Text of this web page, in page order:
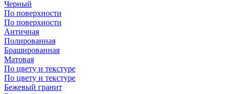
Черный
По поверхности
По поверхности
Античная
Полированная
Брашированная
Матовая
По цвету и текстуре
По цвету и текстуре
Бежевый гранит